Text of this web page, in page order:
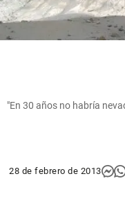
"En 30 años no habría
28 de febrero de 2013